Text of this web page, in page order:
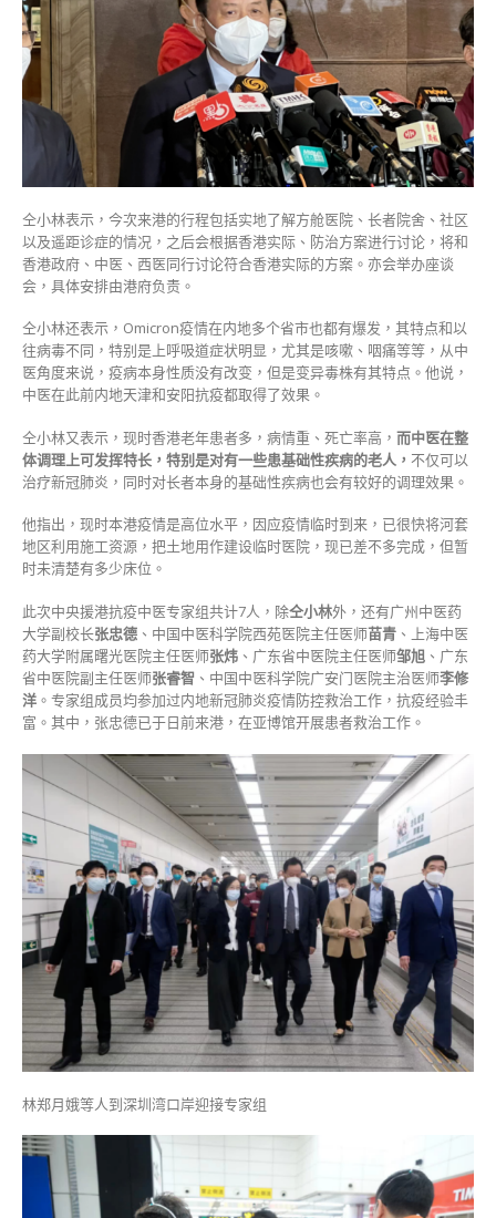
仝小林表示，今次来港的行程包括实地了解方舱医院、长者院舍、社区
以及遥距诊症的情况，之后会根据香港实际、防治方案进行讨论，将和
香港政府、中医、西医同行讨论符合香港实际的方案。亦会举办座谈
会，具体安排由港府负责。
仝小林还表示，Omicron疫情在内地多个省市也都有爆发，其特点和以
往病毒不同，特别是上呼吸道症状明显，尤其是咳嗽、咽痛等等，从中
医角度来说，疫病本身性质没有改变，但是变异毒株有其特点。他说，
中医在此前内地天津和安阳抗疫都取得了效果。
仝小林又表示，现时香港老年患者多，病情重、死亡率高， 而中医在整
体调理上可发挥特长，特别是对有一些患基础性疾病的老人， 不仅可以
治疗新冠肺炎，同时对长者本身的基础性疾病也会有较好的调理效果。
他指出，现时本港疫情是高位水平，因应疫情临时到来，已很快将河套
地区利用施工资源，把土地用作建设临时医院，现已差不多完成，但暂
时未清楚有多少床位。
此次中央援港抗疫中医专家组共计7人，除仝小林外，还有广州中医药
大学副校长张忠德 、中国中医科学院西苑医院主任医师苗青 、上海中医
药大学附属曙光医院主任医师张炜 、广东省中医院主任医师邹旭 、广东
省中医院副主任医师张睿智 、中国中医科学院广安门医院主治医师李修
洋 。专家组成员均参加过内地新冠肺炎疫情防控救治工作，抗疫经验丰
富。其中，张忠德已于日前来港，在亚博馆开展患者救治工作。
林郑月娥等人到深圳湾口岸迎接专家组